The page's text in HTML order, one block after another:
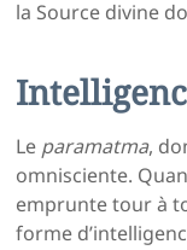
la Source divine
Le paramatma,
omnisciente.
emprunte tour à
forme